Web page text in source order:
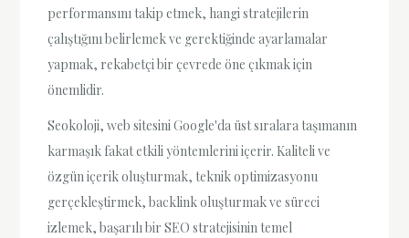
performansını takip etmek, hangi stratejilerin
çalıştığını belirlemek ve gerektiğinde ayarlamalar
yapmak, rekabetçi bir çevrede öne çıkmak için
önemlidir.
Seokoloji, web sitesini Google'da üst sıralara taşımanın
karmaşık fakat etkili yöntemlerini içerir. Kaliteli ve
özgün içerik oluşturmak, teknik optimizasyonu
gerçekleştirmek, backlink oluşturmak ve süreci
izlemek, başarılı bir SEO stratejisinin temel